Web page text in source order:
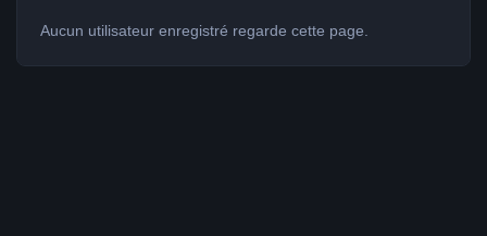
Aucun utilisateur enregistré regarde cette page.